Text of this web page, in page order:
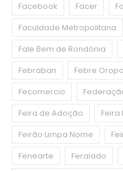
Facebook
Facer
Faculdade Metropolitana
Fale Bem de Rondônia
Febraban
Febre
Fecomercio
Feira de Adoção
Feira
Feirão Limpa Nome
Fenearte
Feraiado